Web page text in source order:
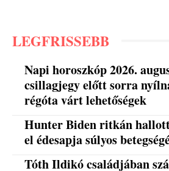
LEGFRISSEBB
Napi horoszkóp 2026.
csillagjegy előtt sorra
régóta várt lehetőségek
Hunter Biden ritkán
el édesapja súlyos
Tóth Ildikó családjában